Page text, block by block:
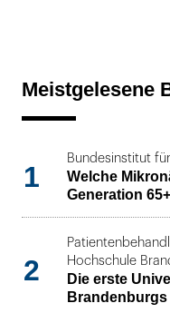
Meistgelesene
1
Bundesinstitut
Welche
Generation
2
Hochschule
Die erste